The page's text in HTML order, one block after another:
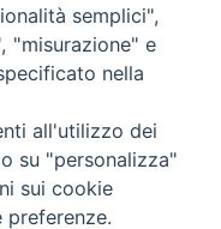
semplici",
"misurazione" e
nella
all'utilizzo dei
su "personalizza"
sui cookie
preferenze.